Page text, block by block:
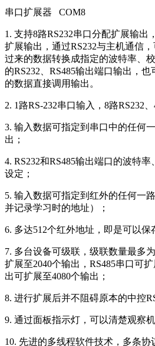
串口扩展器 COM8
1. 支持8路RS232串口分配扩展输出
扩展输出，通过RS232与主机通信
过来的数据转换成指定的波特率、
的RS232、RS485输出端口输出，
的数据直接调用输出。
2. 1路RS-232串口输入，8路RS232
3. 输入数据可指定到串口中的任何
出；
4. RS232和RS485输出端口的波特
设定；
5. 输入数据可指定到红外的任何一
并记录学习时的地址）；
6. 多达512个红外地址，即是可以保
7. 多台设备可级联，级联数量最多
扩展至2040个输出，RS485串口可
出可扩展至4080个输出；
8. 进行扩展后并不阻碍原本的中控
9. 通过面板指示灯，可以清楚观察
10. 先进的多线程软件技术，多条协